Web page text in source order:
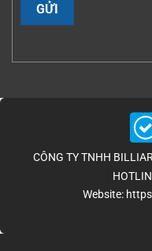
CÔNG TY TNHH
Website: